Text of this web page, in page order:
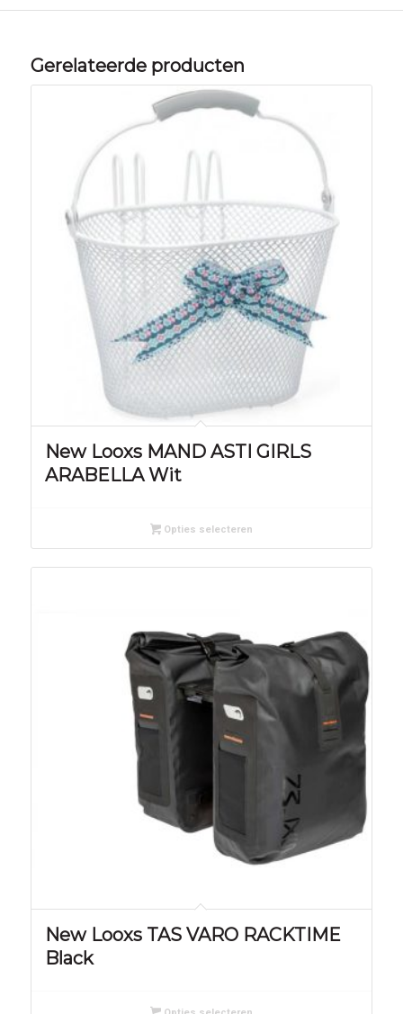
Gerelateerde producten
New Looxs MAND ASTI GIRLS
ARABELLA Wit
Opties selecteren
New Looxs TAS VARO RACKTIME
Black